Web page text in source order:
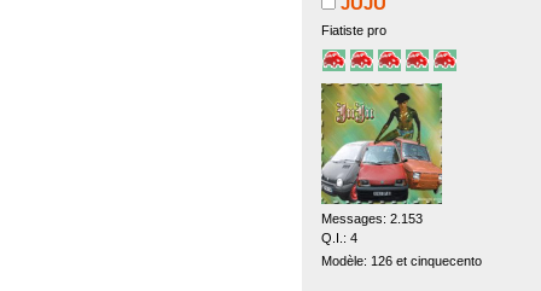
Fiatiste pro
Messages: 2.153
Q.I.: 4
Modèle: 126 et cinquecento